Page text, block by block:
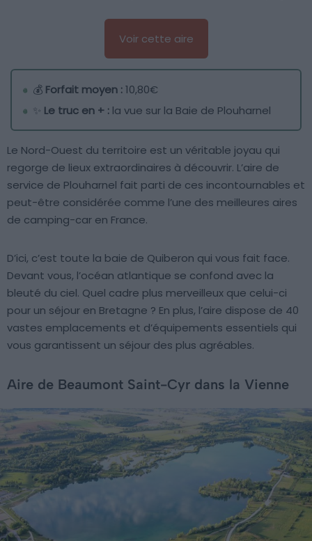
Voir cette aire
💰 Forfait moyen :10,80€
✨ Le truc en + : la vue sur la Baie de Plouharnel
Le Nord-Ouest du territoire est un véritable joyau qui
regorge de lieux extraordinaires à découvrir. L’aire de
service de Plouharnel fait parti de ces incontournables et
peut-être considérée comme l’une des meilleures aires
de camping-car en France.
D’ici, c’est toute la baie de Quiberon qui vous fait face.
Devant vous, l’océan atlantique se confond avec la
bleuté du ciel. Quel cadre plus merveilleux que celui-ci
pour un séjour en Bretagne ? En plus, l’aire dispose de 40
vastes emplacements et d’équipements essentiels qui
vous garantissent un séjour des plus agréables.
Aire de Beaumont Saint-Cyr dans la Vienne